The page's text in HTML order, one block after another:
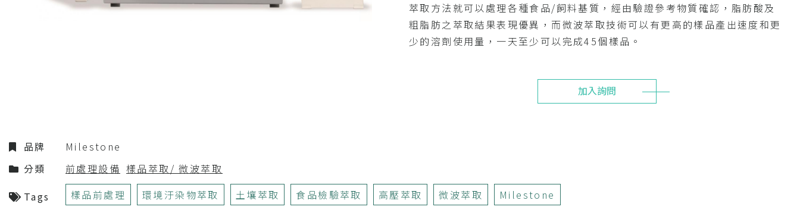
萃取方法就可以處理各種食品/飼料基質，經由驗證參考物質確認，脂肪酸及
粗脂肪之萃取結果表現優異，而微波萃取技術可以有更高的樣品產出速度和更
少的溶劑使用量，一天至少可以完成45個樣品。
加入詢問
品牌
Milestone
分類
前處理設備 樣品萃取/ 微波萃取
Tags
樣品前處理 環境汙染物萃取 土壤萃取 食品檢驗萃取 高壓萃取 微波萃取 Milestone